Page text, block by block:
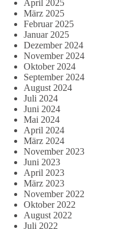
April 2025
März 2025
Februar 2025
Januar 2025
Dezember 2024
November 2024
Oktober 2024
September 2024
August 2024
Juli 2024
Juni 2024
Mai 2024
April 2024
März 2024
November 2023
Juni 2023
April 2023
März 2023
November 2022
Oktober 2022
August 2022
Juli 2022